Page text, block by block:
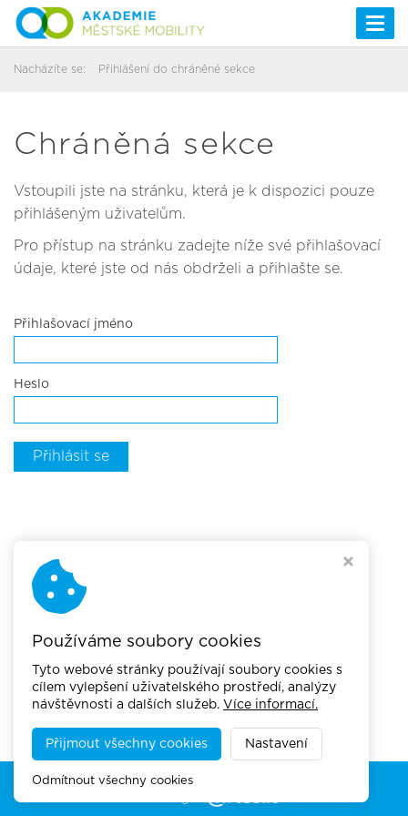
Nacházíte se: Přihlášení do chráněné sekce
Chráněná sekce
Vstoupili jste na stránku, která je k dispozici pouze
přihlášeným uživatelům.
Pro přístup na stránku zadejte níže své přihlašovací
údaje, které jste od nás obdrželi a přihlašte se.
Přihlašovací jméno
Heslo
Přihlásit se
Copyright © 2026, Akademie městské mobility
Používáme soubory cookies
Tyto webové stránky používají soubory cookies s
cílem vylepšení uživatelského prostředí, analýzy
návštěvnosti a dalších služeb. Více informací.
Přijmout všechny cookies Nastavení
Odmítnout všechny cookies